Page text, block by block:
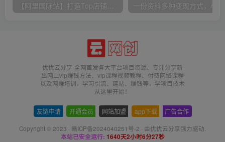
【阿里国际站】打造Top店铺&获得优质询盘客户，​95%的国际站讲师不会说的运营技巧
优优云分享-全网首发各大平台项目资源、专注分享新
出网上vip赚钱方法、vip课程视频教程、付费网络课程
以及网赚培训，学习引流、建站、赚钱等，学项目技术
从这里开始！
友链申请 开通会员 网站加盟 app下载 广告合作
Copyright © 2023 · 赣ICP备2024040251号-2 · 由优优云分享强力驱动.
本站已安全运行: 1640天2小时6分28秒